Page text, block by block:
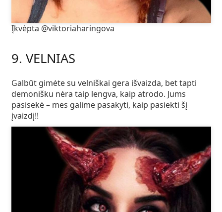
Įkvėpta @viktoriaharingova
9. VELNIAS
Galbūt gimėte su velniškai gera išvaizda, bet tapti
demonišku nėra taip lengva, kaip atrodo. Jums
pasisekė – mes galime pasakyti, kaip pasiekti šį
įvaizdį!!